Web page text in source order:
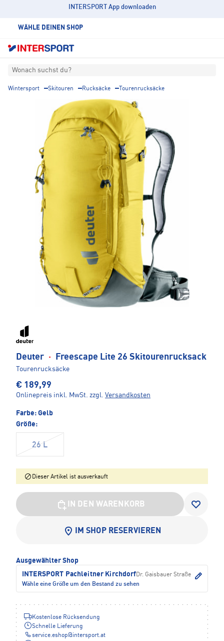
INTERSPORT App downloaden
WÄHLE DEINEN SHOP
Wonach suchst du?
Wintersport Skitouren Rucksäcke Tourenrucksäcke
Deuter · Freescape Lite 26 Skitourenrucksack
Tourenrucksäcke
€ 189,99
Onlinepreis inkl. MwSt. zzgl. Versandkosten
Farbe: Gelb
Größe:
26 L
Dieser Artikel ist ausverkauft
IN DEN WARENKORB
IM SHOP RESERVIEREN
Ausgewählter Shop
INTERSPORT Pachleitner KirchdorfDr. Gaisbauer Straße
Wähle eine Größe um den Bestand zu sehen
Kostenlose Rücksendung
Schnelle Lieferung
service.eshop@intersport.at